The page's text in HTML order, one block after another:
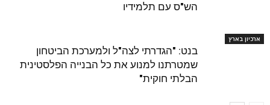
הש"ס עם תלמידיו
ארכיון בארץ
בנט: "הגדרתי לצה"ל ולמערכת הביטחון
שמטרתנו למנוע את כל הבנייה הפלסטינית
הבלתי חוקית"